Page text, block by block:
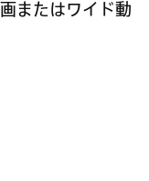
またはワイド動